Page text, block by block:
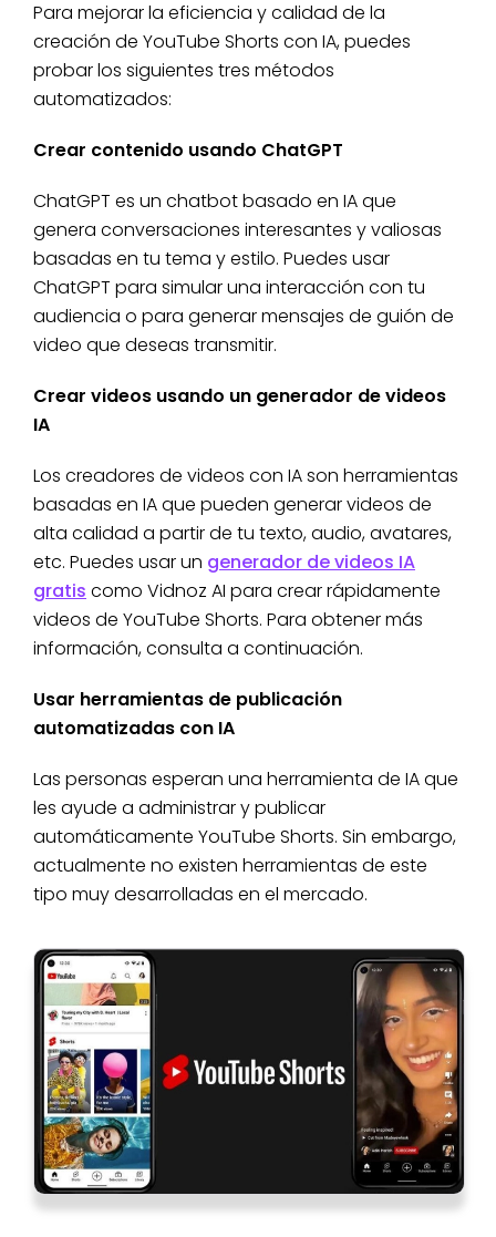
Para mejorar la eficiencia y calidad de la
creación de YouTube Shorts con IA, puedes
probar los siguientes tres métodos
automatizados:
Crear contenido usando ChatGPT
ChatGPT es un chatbot basado en IA que
genera conversaciones interesantes y valiosas
basadas en tu tema y estilo. Puedes usar
ChatGPT para simular una interacción con tu
audiencia o para generar mensajes de guión de
video que deseas transmitir.
Crear videos usando un generador de videos
IA
Los creadores de videos con IA son herramientas
basadas en IA que pueden generar videos de
alta calidad a partir de tu texto, audio, avatares,
etc. Puedes usar un generador de videos IA
gratis como Vidnoz AI para crear rápidamente
videos de YouTube Shorts. Para obtener más
información, consulta a continuación.
Usar herramientas de publicación
automatizadas con IA
Las personas esperan una herramienta de IA que
les ayude a administrar y publicar
automáticamente YouTube Shorts. Sin embargo,
actualmente no existen herramientas de este
tipo muy desarrolladas en el mercado.